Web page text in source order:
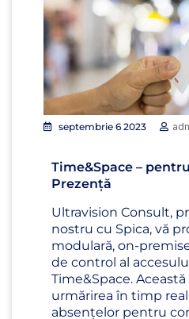
septembrie 6 2023
Time&Space –
Prezență
Ultravision Consult,
nostru cu Spica, vă
modulară, on-
de control al
Time&Space.
urmărirea în timp
absențelor pentru